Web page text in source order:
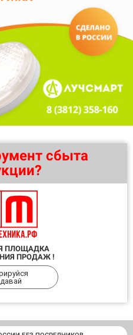
сбыта
ПЛОЩАДКА
ПРОДАЖ !